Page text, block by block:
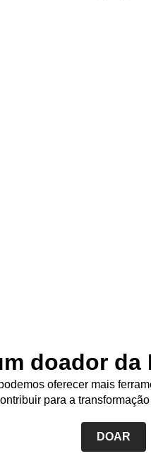
doador da
oferecer mais
para a
DOAR